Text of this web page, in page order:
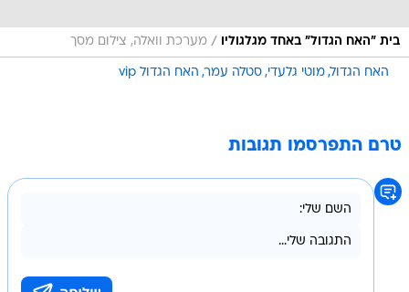
בית "האח הגדול" באחד מגלגוליו / מערכת וואלה, צילום מסך
האח הגדול מוטי גלעדי סטלה עמר האח הגדול vip
טרם התפרסמו תגובות